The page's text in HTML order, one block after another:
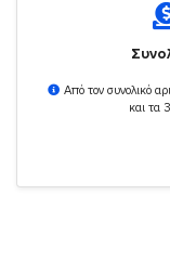
Από τον συνολικό
και τα